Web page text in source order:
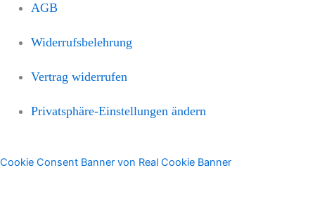
AGB
Widerrufsbelehrung
Vertrag widerrufen
Privatsphäre-Einstellungen ändern
Cookie Consent Banner von Real Cookie Banner